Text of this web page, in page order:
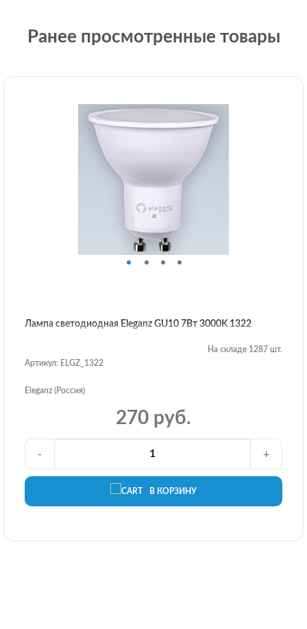
Ранее просмотренные товары
Лампа светодиодная Eleganz GU10 7Вт 3000K 1322
На складе 1287 шт.
Артикул: ELGZ_1322
Eleganz (Россия)
270 руб.
В КОРЗИНУ
- +